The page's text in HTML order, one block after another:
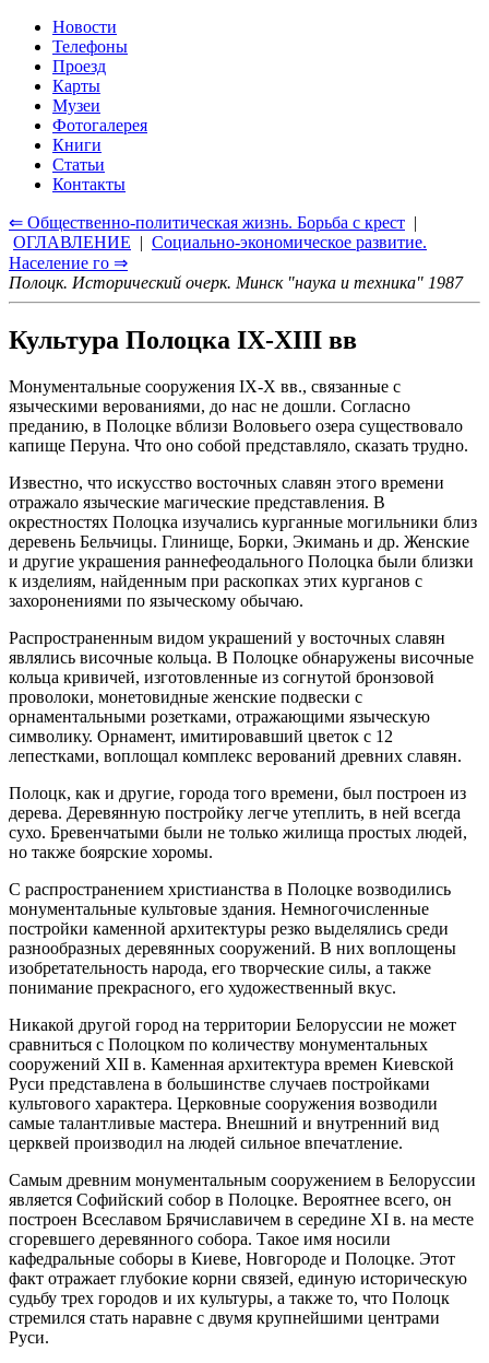
Новости
Телефоны
Проезд
Карты
Музеи
Фотогалерея
Книги
Статьи
Контакты
⇐ Общественно-политическая жизнь. Борьба с крест |
ОГЛАВЛЕНИЕ | Социально-экономическое развитие.
Население го ⇒
Полоцк. Исторический очерк. Минск "наука и техника" 1987
Культура Полоцка IX-XIII вв
Монументальные сооружения IX-Х вв., связанные с
языческими верованиями, до нас не дошли. Согласно
преданию, в Полоцке вблизи Воловьего озера существовало
капище Перуна. Что оно собой представляло, сказать трудно.
Известно, что искусство восточных славян этого времени
отражало языческие магические представления. В
окрестностях Полоцка изучались курганные могильники близ
деревень Бельчицы. Глинище, Борки, Экимань и др. Женские
и другие украшения раннефеодального Полоцка были близки
к изделиям, найденным при раскопках этих курганов с
захоронениями по языческому обычаю.
Распространенным видом украшений у восточных славян
являлись височные кольца. В Полоцке обнаружены височные
кольца кривичей, изготовленные из согнутой бронзовой
проволоки, монетовидные женские подвески с
орнаментальными розетками, отражающими языческую
символику. Орнамент, имитировавший цветок с 12
лепестками, воплощал комплекс верований древних славян.
Полоцк, как и другие, города того времени, был построен из
дерева. Деревянную постройку легче утеплить, в ней всегда
сухо. Бревенчатыми были не только жилища простых людей,
но также боярские хоромы.
С распространением христианства в Полоцке возводились
монументальные культовые здания. Немногочисленные
постройки каменной архитектуры резко выделялись среди
разнообразных деревянных сооружений. В них воплощены
изобретательность народа, его творческие силы, а также
понимание прекрасного, его художественный вкус.
Никакой другой город на территории Белоруссии не может
сравниться с Полоцком по количеству монументальных
сооружений XII в. Каменная архитектура времен Киевской
Руси представлена в большинстве случаев постройками
культового характера. Церковные сооружения возводили
самые талантливые мастера. Внешний и внутренний вид
церквей производил на людей сильное впечатление.
Самым древним монументальным сооружением в Белоруссии
является Софийский собор в Полоцке. Вероятнее всего, он
построен Всеславом Брячиславичем в середине XI в. на месте
сгоревшего деревянного собора. Такое имя носили
кафедральные соборы в Киеве, Новгороде и Полоцке. Этот
факт отражает глубокие корни связей, единую историческую
судьбу трех городов и их культуры, а также то, что Полоцк
стремился стать наравне с двумя крупнейшими центрами
Руси.